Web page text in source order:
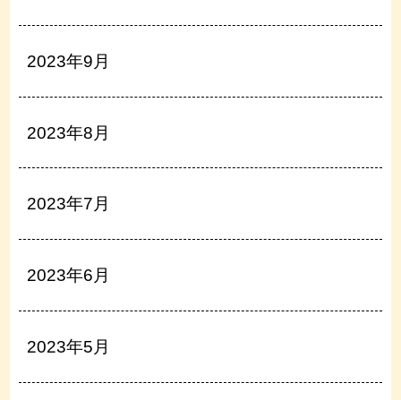
2023年9月
2023年8月
2023年7月
2023年6月
2023年5月